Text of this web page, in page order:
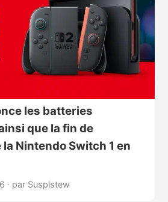
les batteries
que la fin de
Nintendo Switch 1 en
· par Suspistew